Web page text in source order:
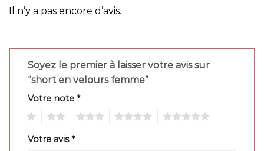
Il n’y a pas encore d’avis.
Soyez le premier à laisser votre avis sur
“short en velours femme”
Votre note *
Votre avis*